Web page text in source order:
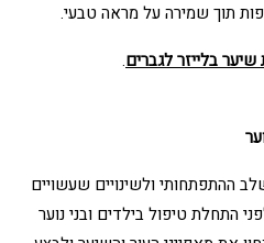
תוך שמירה על מראה טבעי.
בלייזר לגברים.
ההתפתחותי ולשינויים שעשויים
התחלת טיפול בילדים ובני נוער